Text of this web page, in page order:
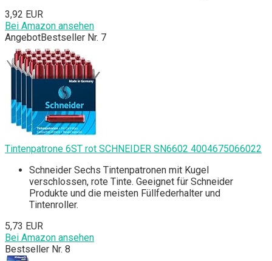
3,92 EUR
Bei Amazon ansehen
AngebotBestseller Nr. 7
Tintenpatrone 6ST rot SCHNEIDER SN6602 4004675066022
Schneider Sechs Tintenpatronen mit Kugel
verschlossen, rote Tinte. Geeignet für Schneider
Produkte und die meisten Füllfederhalter und
Tintenroller.
5,73 EUR
Bei Amazon ansehen
Bestseller Nr. 8